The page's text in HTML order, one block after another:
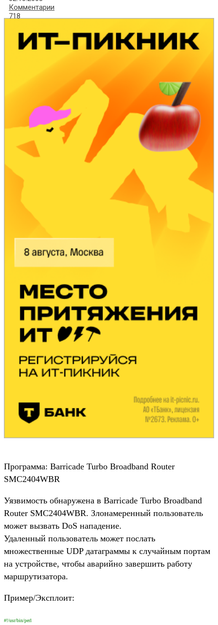
Комментарии
718
Программа: Barricade Turbo Broadband Router
SMC2404WBR
Уязвимость обнаружена в Barricade Turbo Broadband
Router SMC2404WBR. Злонамеренный пользователь
может вызвать DoS нападение.
Удаленный пользователь может послать
множественные UDP датаграммы к случайным портам
на устройстве, чтобы аварийно завершить работу
маршрутизатора.
Пример/Эксплоит:
#!/usr/bin/perl